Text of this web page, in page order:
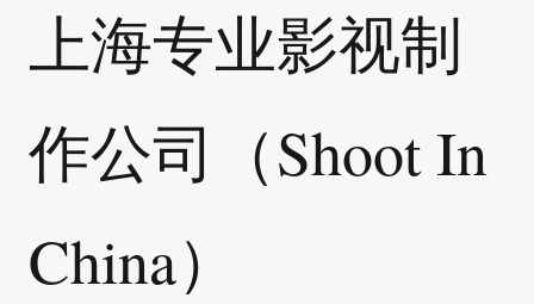
上海专业影视制
作公司（Shoot In
China）